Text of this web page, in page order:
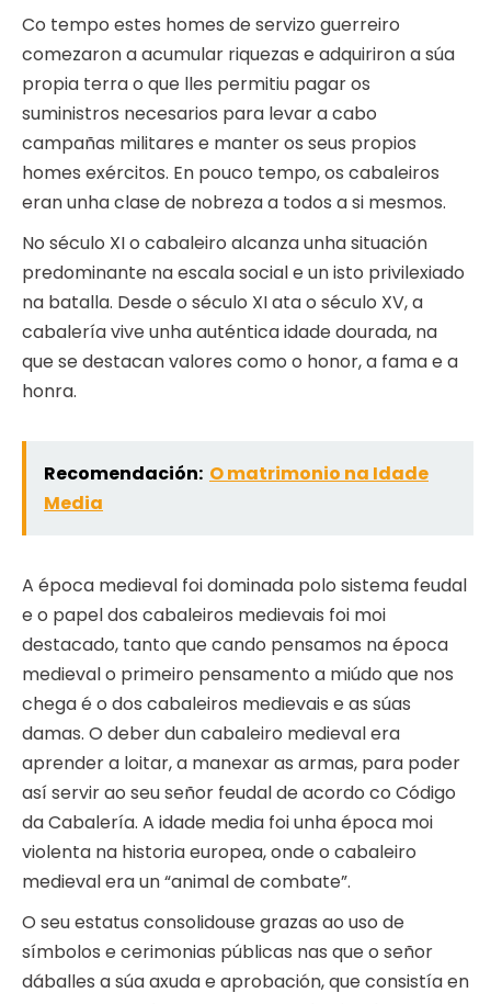
Co tempo estes homes de servizo guerreiro
comezaron a acumular riquezas e adquiriron a súa
propia terra o que lles permitiu pagar os
suministros necesarios para levar a cabo
campañas militares e manter os seus propios
homes exércitos. En pouco tempo, os cabaleiros
eran unha clase de nobreza a todos a si mesmos.
No século XI o cabaleiro alcanza unha situación
predominante na escala social e un isto privilexiado
na batalla. Desde o século XI ata o século XV, a
cabalería vive unha auténtica idade dourada, na
que se destacan valores como o honor, a fama e a
honra.
Recomendación: O matrimonio na Idade
Media
A época medieval foi dominada polo sistema feudal
e o papel dos cabaleiros medievais foi moi
destacado, tanto que cando pensamos na época
medieval o primeiro pensamento a miúdo que nos
chega é o dos cabaleiros medievais e as súas
damas. O deber dun cabaleiro medieval era
aprender a loitar, a manexar as armas, para poder
así servir ao seu señor feudal de acordo co Código
da Cabalería. A idade media foi unha época moi
violenta na historia europea, onde o cabaleiro
medieval era un “animal de combate”.
O seu estatus consolidouse grazas ao uso de
símbolos e cerimonias públicas nas que o señor
dáballes a súa axuda e aprobación, que consistía en